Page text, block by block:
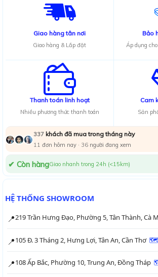
Giao hàng tân nơi
Giao hàng & Lắp đặt
Bảo
Áp dụng
Thanh toán linh hoạt
Nhiều phương thức thanh toán
Cam
Sản
337 khách đã mua trong tháng này
11 đơn hôm nay · 36 người đang xem
✔ Còn hàngGiao nhanh trong 24h (<15km)
HỆ THỐNG SHOWROOM
📍219 Trần Hưng Đạo, Phường 5, Tân Thành, Cà
📍105 Đ. 3 Tháng 2, Hưng Lợi, Tân An, Cần Thơ 🗺
📍108 Ấp Bắc, Phường 10, Trung An, Đồng Tháp